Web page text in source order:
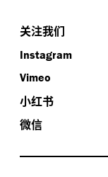
关注我们
Instagram
Vimeo
小红书
微信